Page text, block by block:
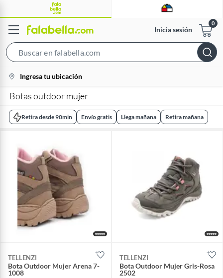
Inicia sesión
Bar
location-
icon
Ingresa tu ubicación
Botas outdoor mujer
Retira desde 90min Envío gratis Llega mañana Retira mañana
TELLENZI
Bota Outdoor Mujer Arena 7-
1008
TELLENZI
Bota Outdoor Mujer Gris-Rosa
2502